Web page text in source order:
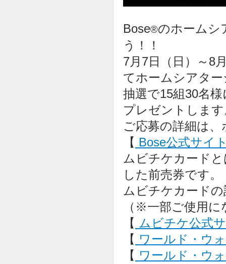
Bose®のホームシ
う！！
7月7日（日）～8
てホームシアタ
抽選で15組30名
プレゼントしま
ご応募の詳細は
【 Bose公式サイ
ムビチケカード
した前売券です。
ムビチケカード
（※一部ご使用
【 ムビチケ公式
【 ワールド・ウ
【 ワールド・ウ